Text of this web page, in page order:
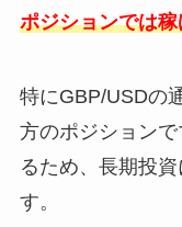
ポジションでは
特にGBP/USDの
方のポジション
るため、長期投
す。